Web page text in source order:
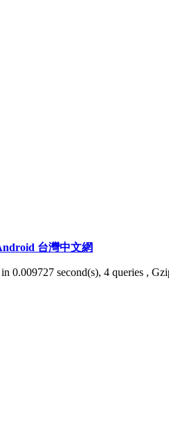
台灣中文網
in 0.009727 second(s), 4 queries ,